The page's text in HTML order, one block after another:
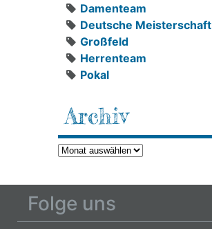
Damenteam
Deutsche Meisterschaft
Großfeld
Herrenteam
Pokal
Archiv
Archiv
Folge uns